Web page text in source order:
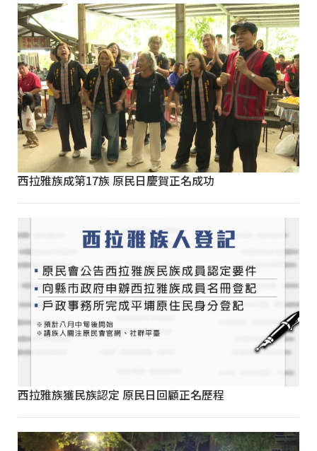
西拉雅族成第17族 原民日慶賀正名成功
西拉雅族獲民族認定 原民日回顧正名歷程